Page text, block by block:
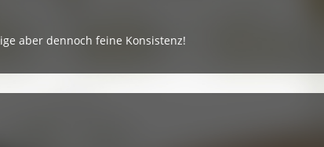
aber dennoch feine Konsistenz!